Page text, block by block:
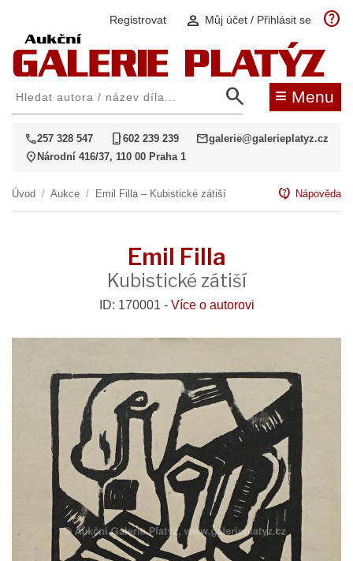
Registrovat person Můj účet / Přihlásit se help
search ≡ Menu
call257 328 547 phone_iphone602 239 239 mailgalerie@galerieplatyz.cz
location_on Národní 416/37, 110 00 Praha 1
Úvod / Aukce / Emil Filla – Kubistické zátiší contact_support Nápověda
Emil Filla
Kubistické zátiší
ID: 170001 - Více o autorovi